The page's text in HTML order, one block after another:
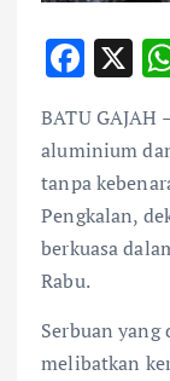
F
e
b
o
o
k
X
BATU GAJAH
aluminium
tanpa
Pengkalan,
berkuasa
Rabu.
Serbuan
melibatkan